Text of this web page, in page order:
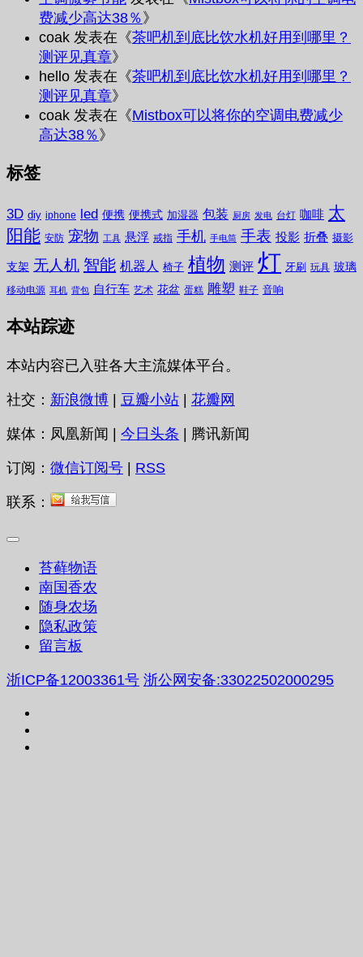
费减少高达38％ 》
coak 发表在《茶吧机到底比饮水机好用到哪里？
测评见真章》
hello 发表在《茶吧机到底比饮水机好用到哪里？
测评见真章》
coak 发表在《Mistbox可以将你的空调电费减少
高达38％ 》
标签
3D diy iphone led 便携 便携式 加湿器 包装 厨房 发电 台灯 咖啡 太
阳能 安防 宠物 工具 悬浮 戒指 手机 手电筒 手表 投影 折叠 摄影
支架 无人机 智能 机器人 椅子 植物 测评 灯 牙刷 玩具 玻璃
移动电源 耳机 背包 自行车 艺术 花盆 蛋糕 雕塑 鞋子 音响
本站踪迹
本站内容已入驻各大主流媒体平台。
社交： 新浪微博 | 豆瓣小站 | 花瓣网
媒体：凤凰新闻 | 今日头条 | 腾讯新闻
订阅： 微信订阅号 | RSS
联系：
苔藓物语
南国香农
随身农场
隐私政策
留言板
浙ICP备12003361号 浙公网安备:33022502000295